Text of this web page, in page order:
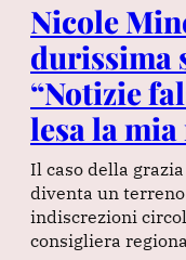
Nicole
durissima
“Notizie
lesa la
Il caso della
diventa un
indiscrezioni
consigliera